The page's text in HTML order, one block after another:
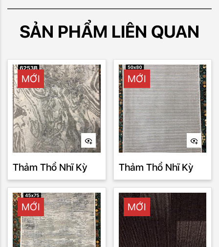
SẢN PHẨM LIÊN QUAN
MỚI
Thảm Thổ Nhĩ Kỳ
MỚI
Thảm Thổ Nhĩ Kỳ
MỚI MỚI